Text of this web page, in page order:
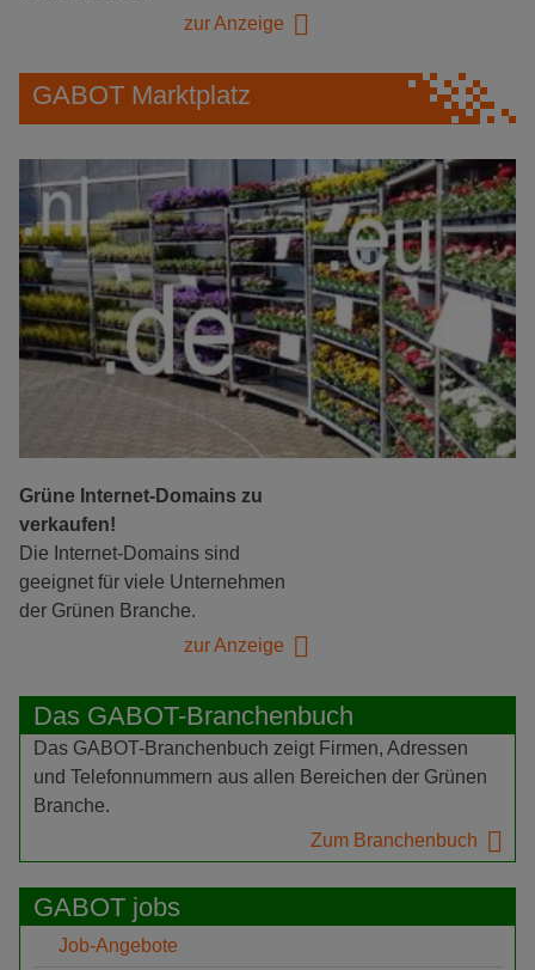
zur Anzeige
GABOT Marktplatz
Grüne Internet-Domains zu
verkaufen!
Die Internet-Domains sind
geeignet für viele Unternehmen
der Grünen Branche.
zur Anzeige
Das GABOT-Branchenbuch
Das GABOT-Branchenbuch zeigt Firmen, Adressen
und Telefonnummern aus allen Bereichen der Grünen
Branche.
Zum Branchenbuch
GABOT jobs
Job-Angebote